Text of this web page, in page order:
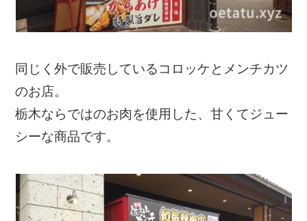
同じく外で販売しているコロッケとメンチカツ
のお店。
栃木ならではのお肉を使用した、甘くてジュー
シーな商品です。